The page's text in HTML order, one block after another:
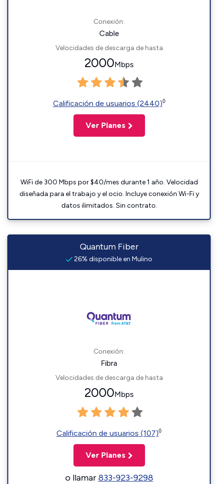
Conexión:
Cable
Velocidades de descarga de hasta
2000Mbps
Calificación de usuarios (2440)◊
Ver Planes
WiFi de 300 Mbps por $40/mes durante 1 año. Velocidad
diseñada para el trabajo y el ocio. Incluye conexión Wi-Fi y
datos ilimitados. Sin contrato.
Quantum Fiber
26% disponible en Mulino
Conexión:
Fibra
Velocidades de descarga de hasta
2000Mbps
Calificación de usuarios (107)◊
Ver Planes
o llamar833-923-9298